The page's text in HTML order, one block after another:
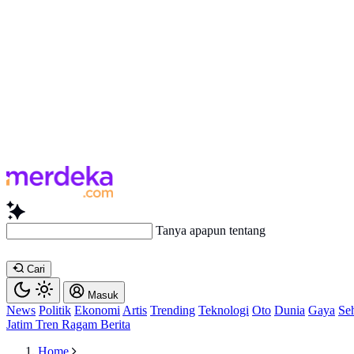
Tanya apapun te
Cari
Masuk
News Politik Ekonomi Artis Trending Teknologi Oto Dunia Gaya
Jatim Tren Ragam Berita
Home